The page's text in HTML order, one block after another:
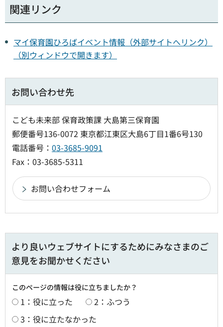
関連リンク
マイ保育園ひろばイベント情報（外部サイトへリンク）
（別ウィンドウで開きます）
お問い合わせ先
こども未来部 保育政策課 大島第三保育園
郵便番号136-0072 東京都江東区大島6丁目1番6号130
電話番号： 03-3685-9091
Fax：03-3685-5311
より良いウェブサイトにするためにみなさまのご
意見をお聞かせください
このページの情報は役に立ちましたか？
1：役に立った
2：ふつう
3：役に立たなかった